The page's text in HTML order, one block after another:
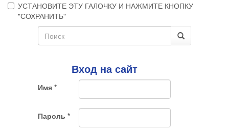
УСТАНОВИТЕ ЭТУ ГАЛОЧКУ И НАЖМИТЕ КНОПКУ
"СОХРАНИТЬ"
галочка
ненужный
комментарий
Форма
поиска
Вход на сайт
Имя *
Пароль *